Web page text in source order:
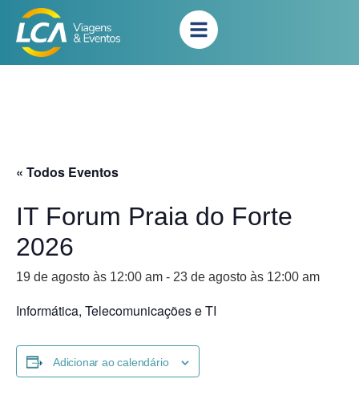
« Todos Eventos
IT Forum Praia do Forte
2026
19 de agosto às 12:00 am - 23 de agosto às 12:00 am
Informática, Telecomunicações e TI
Adicionar ao calendário